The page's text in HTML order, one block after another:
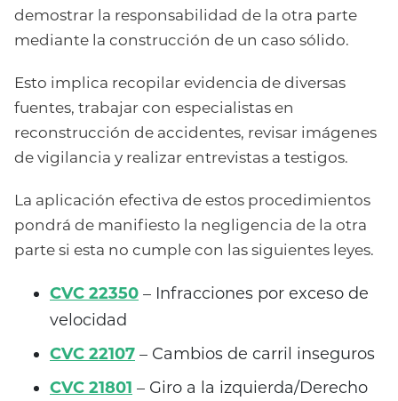
demostrar la responsabilidad de la otra parte
mediante la construcción de un caso sólido.
Esto implica recopilar evidencia de diversas
fuentes, trabajar con especialistas en
reconstrucción de accidentes, revisar imágenes
de vigilancia y realizar entrevistas a testigos.
La aplicación efectiva de estos procedimientos
pondrá de manifiesto la negligencia de la otra
parte si esta no cumple con las siguientes leyes.
CVC 22350 – Infracciones por exceso de
velocidad
CVC 22107 – Cambios de carril inseguros
CVC 21801 – Giro a la izquierda/Derecho